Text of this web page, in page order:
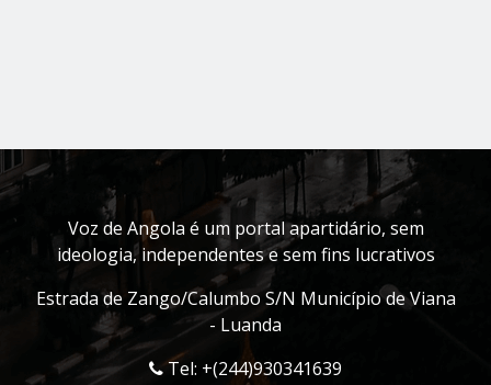
Voz de Angola é um portal apartidário, sem
ideologia, independentes e sem fins lucrativos
Estrada de Zango/Calumbo S/N Município de Viana
- Luanda
Tel: +(244)930341639